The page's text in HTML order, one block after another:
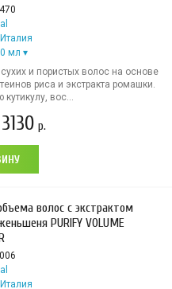
Италия
мл
и пористых волос на основе
риса и экстракта ромашки.
вос...
3130 р.
волос с экстрактом
PURIFY VOLUME
Италия